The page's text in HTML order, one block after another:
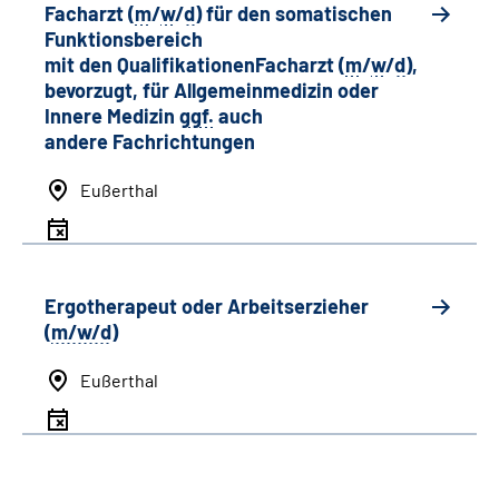
Facharzt (m/w/d) für den somatischen
Funktionsbereich
mit den QualifikationenFacharzt (m/w/d),
bevorzugt, für Allgemeinmedizin oder
Innere Medizin ggf. auch
andere Fachrichtungen
Eußerthal
Ergotherapeut oder Arbeitserzieher
(m/w/d)
Eußerthal